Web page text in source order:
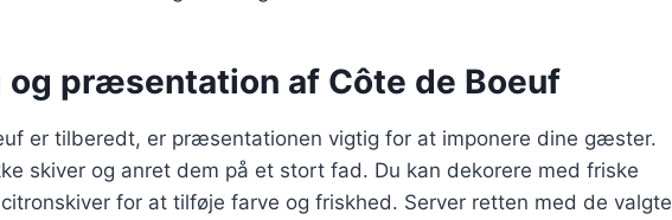
og præsentation af Côte de Boeuf
er tilberedt, er præsentationen vigtig for at imponere dine gæster.
skiver og anret dem på et stort fad. Du kan dekorere med friske
for at tilføje farve og friskhed. Server retten med de valgte